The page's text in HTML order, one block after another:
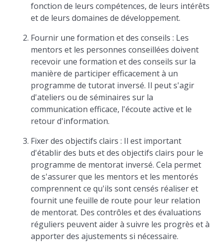
fonction de leurs compétences, de leurs intérêts
et de leurs domaines de développement.
Fournir une formation et des conseils : Les
mentors et les personnes conseillées doivent
recevoir une formation et des conseils sur la
manière de participer efficacement à un
programme de tutorat inversé. Il peut s'agir
d'ateliers ou de séminaires sur la
communication efficace, l'écoute active et le
retour d'information.
Fixer des objectifs clairs : Il est important
d'établir des buts et des objectifs clairs pour le
programme de mentorat inversé. Cela permet
de s'assurer que les mentors et les mentorés
comprennent ce qu'ils sont censés réaliser et
fournit une feuille de route pour leur relation
de mentorat. Des contrôles et des évaluations
réguliers peuvent aider à suivre les progrès et à
apporter des ajustements si nécessaire.